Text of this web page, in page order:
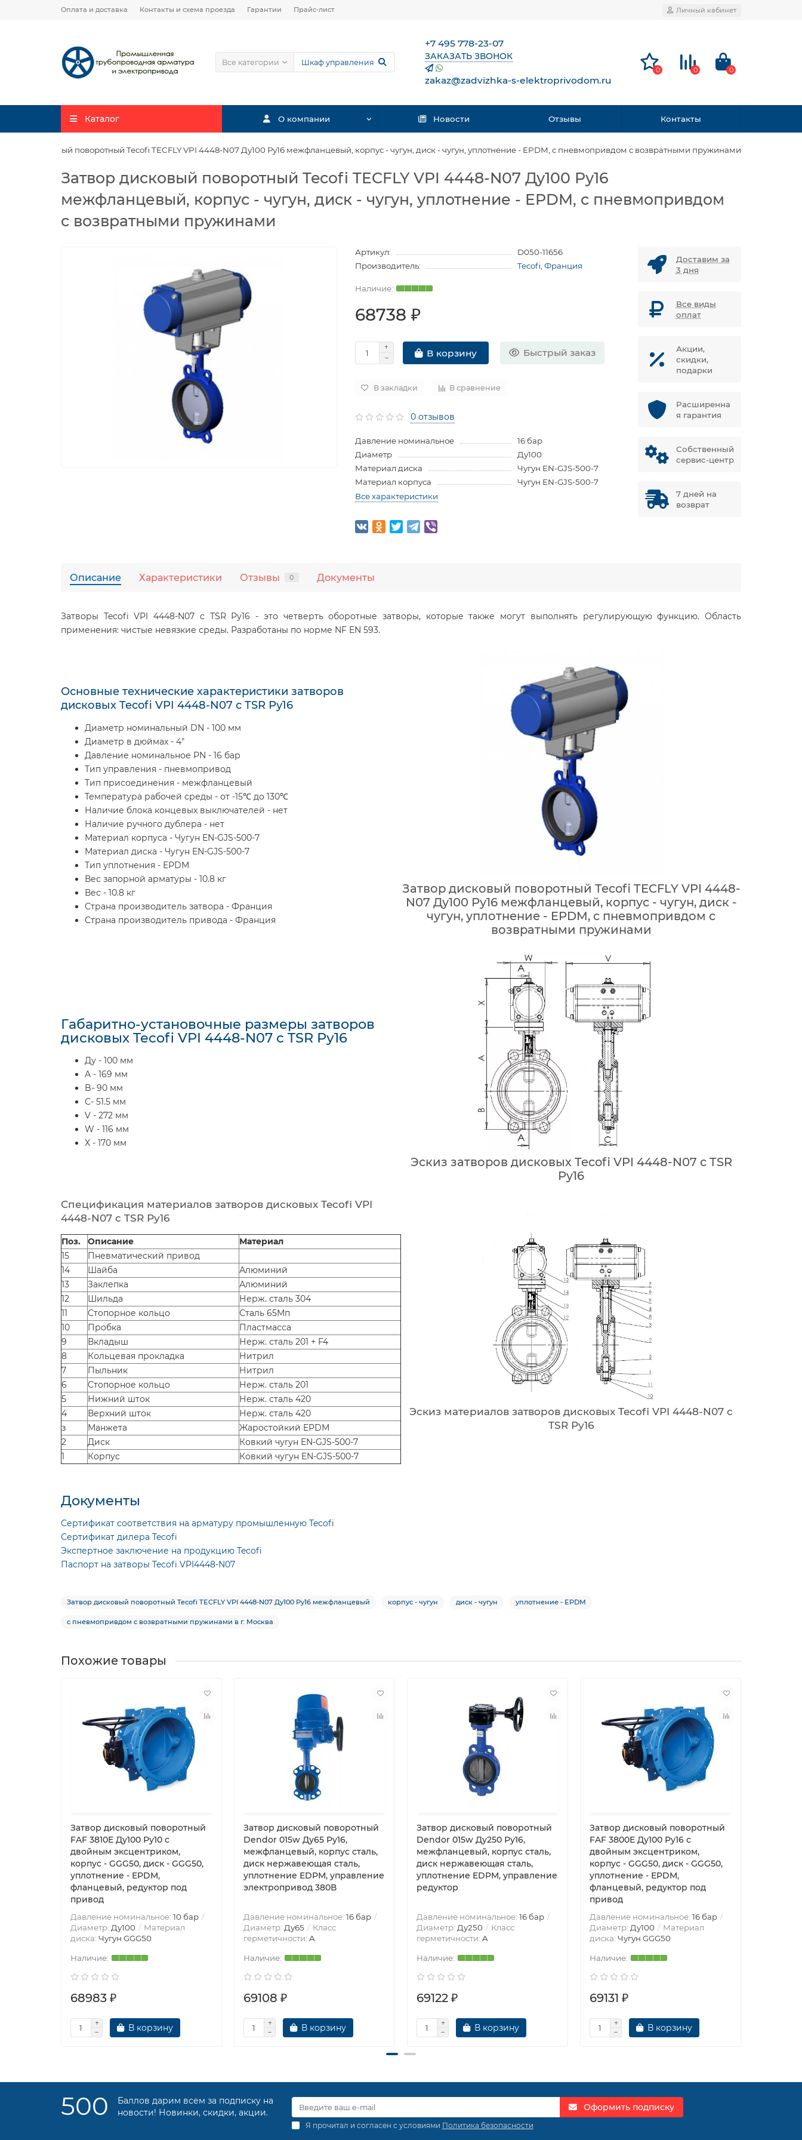
Оплата и доставка Контакты и схема проезда Гарантии Прайс-лист Личный кабинет
Все категории
+7 495 778-23-07
ЗАКАЗАТЬ ЗВОНОК
zakaz@zadvizhka-s-elektroprivodom.ru
0 0 0
Каталог О компании Новости Отзывы Контакты
Затвор дисковый поворотный Tecofi TECFLY VPI 4448-N07 Ду100 Ру16 межфланцевый, корпус - чугун, диск - чугун, уплотнение - EPDM, с пневмопривдом с возвратными пружинами
Затвор дисковый поворотный Tecofi TECFLY VPI 4448-N07 Ду100 Ру16
межфланцевый, корпус - чугун, диск - чугун, уплотнение - EPDM, с пневмопривдом
с возвратными пружинами
Артикул:
D050-11656
Производитель:
Tecofi, Франция
68738 ₽
В корзину Быстрый заказ
В закладки В сравнение
0 отзывов
Давление номинальное
16 бар
Диаметр
Ду100
Материал диска
Чугун EN-GJS-500-7
Материал корпуса
Чугун EN-GJS-500-7
Все характеристики
Доставим за
3 дня
Все виды
оплат
Акции,
скидки,
подарки
Расширенна
я гарантия
Собственный
сервис-центр
7 дней на
возврат
Описание Характеристики Отзывы 0 Документы
Затворы Tecofi VPI 4448-N07 с TSR Ру16 - это четверть оборотные затворы, которые также могут выполнять регулирующую функцию. Область
применения: чистые невязкие среды. Разработаны по норме NF EN 593.
Основные технические характеристики затворов
дисковых Tecofi VPI 4448-N07 с TSR Ру16
Диаметр номинальный DN - 100 мм
Диаметр в дюймах - 4"
Давление номинальное PN - 16 бар
Тип управления - пневмопривод
Тип присоединения - межфланцевый
Температура рабочей среды - от -15℃ до 130℃
Наличие блока концевых выключателей - нет
Наличие ручного дублера - нет
Материал корпуса - Чугун EN-GJS-500-7
Материал диска - Чугун EN-GJS-500-7
Тип уплотнения - EPDM
Вес запорной арматуры - 10.8 кг
Вес - 10.8 кг
Страна производитель затвора - Франция
Страна производитель привода - Франция
Затвор дисковый поворотный Tecofi TECFLY VPI 4448-
N07 Ду100 Ру16 межфланцевый, корпус - чугун, диск -
чугун, уплотнение - EPDM, с пневмопривдом с
возвратными пружинами
Габаритно-установочные размеры затворов
дисковых Tecofi VPI 4448-N07 с TSR Ру16
Ду - 100 мм
A - 169 мм
B- 90 мм
C- 51.5 мм
V - 272 мм
W - 116 мм
X - 170 мм
Эскиз затворов дисковых Tecofi VPI 4448-N07 с TSR
Ру16
Спецификация материалов затворов дисковых Tecofi VPI
4448-N07 с TSR Ру16
Поз. Описание
Материал
15
Пневматический привод
14
Шайба
Алюминий
13
Заклепка
Алюминий
12
Шильда
Нерж. сталь 304
11
Стопорное кольцо
Сталь 65Мп
10
Пробка
Пластмасса
9
Вкладыш
Нерж. сталь 201 + F4
8
Кольцевая прокладка
Нитрил
7
Пыльник
Нитрил
6
Стопорное кольцо
Нерж. сталь 201
5
Нижний шток
Нерж. сталь 420
4
Верхний шток
Нерж. сталь 420
з
Манжета
Жаростойкий EPDM
2
Диск
Ковкий чуrун EN-GJS-500-7
1
Корпус Ковкий чугун EN-GJS-500-7
Эскиз материалов затворов дисковых Tecofi VPI 4448-N07 с
TSR Ру16
Документы
Сертификат соответствия на арматуру промышленную Tecofi
Сертификат дилера Tecofi
Экспертное заключение на продукцию Tecofi
Паспорт на затворы Tecofi VPI4448-N07
Затвор дисковый поворотный Tecofi TECFLY VPI 4448-N07 Ду100 Ру16 межфланцевый корпус - чугун диск - чугун уплотнение - EPDM
с пневмопривдом с возвратными пружинами в г. Москва
Похожие товары
Затвор дисковый поворотный
FAF 3810E Ду100 Ру10 с
двойным эксцентриком,
корпус - GGG50, диск - GGG50,
уплотнение - EPDM,
фланцевый, редуктор под
привод
Давление номинальное: 10 бар
Диаметр: Ду100
Материал
диска: Чугун GGG50
68983 ₽
В корзину
Затвор дисковый поворотный
Dendor 015w Ду65 Ру16,
межфланцевый, корпус сталь,
диск нержавеющая сталь,
уплотнение EDPM, управление
электропривод 380В
Давление номинальное: 16 бар
Диаметр: Ду65
Класс
герметичности: A
69108 ₽
В корзину
Затвор дисковый поворотный
Dendor 015w Ду250 Ру16,
межфланцевый, корпус сталь,
диск нержавеющая сталь,
уплотнение EDPM, управление
редуктор
Давление номинальное: 16 бар
Диаметр: Ду250
Класс
герметичности: A
69122 ₽
В корзину
Затвор дисковый поворотный
FAF 3800E Ду100 Ру16 с
двойным эксцентриком,
корпус - GGG50, диск - GGG50,
уплотнение - EPDM,
фланцевый, редуктор под
привод
Давление номинальное: 16 бар
Диаметр: Ду100
Материал
диска: Чугун GGG50
69131 ₽
В корзину
500
Баллов дарим всем за подписку на
новости! Новинки, скидки, акции.
Оформить подписку
Я прочитал и согласен с условиями Политика безопасности